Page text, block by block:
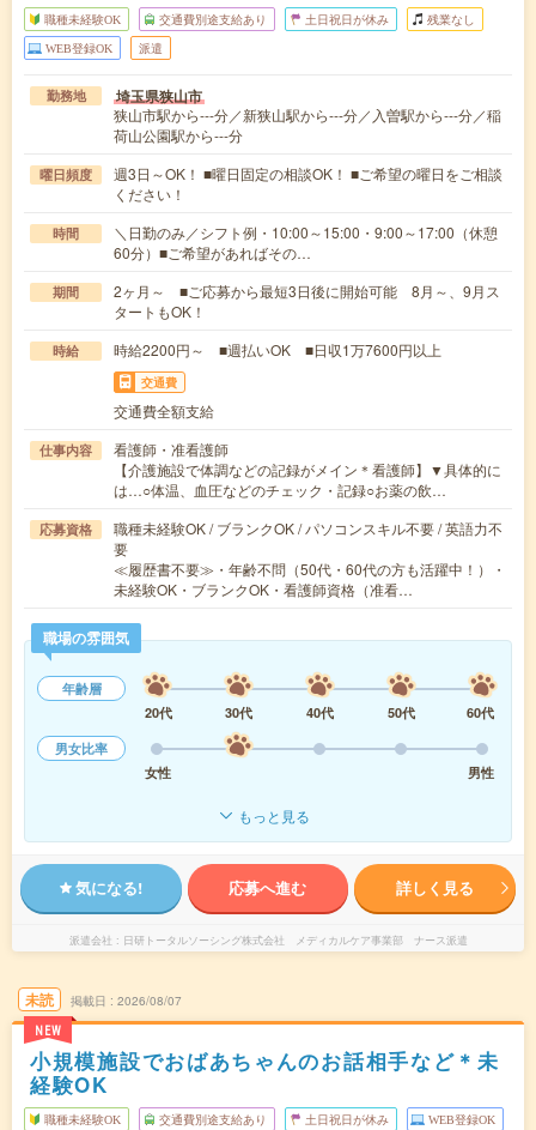
職種未経験OK 交通費別途支給あり 土日祝日が休み 残業なし
WEB登録OK 派遣
勤務地 埼玉県狭山市
狭山市駅から---分／新狭山駅から---分／入曽駅から---分／稲
荷山公園駅から---分
曜日頻度
週3日～OK！ ■曜日固定の相談OK！ ■ご希望の曜日をご相談
ください！
時間
＼日勤のみ／シフト例・10:00～15:00・9:00～17:00（休憩
60分）■ご希望があればその…
期間
2ヶ月～ ■ご応募から最短3日後に開始可能 8月～、9月ス
タートもOK！
時給 時給2200円～ ■週払いOK ■日収1万7600円以上
交通費
交通費全額支給
仕事内容
看護師・准看護師
【介護施設で体調などの記録がメイン＊看護師】▼具体的に
は…○体温、血圧などのチェック・記録○お薬の飲…
応募資格
職種未経験OK / ブランクOK / パソコンスキル不要 / 英語力不
要
≪履歴書不要≫・年齢不問（50代・60代の方も活躍中！）・
未経験OK・ブランクOK・看護師資格（准看…
職場の雰囲気
年齢層
20代
30代 40代 50代
60代
男女比率
女性
男性
もっと見る
気になる! 応募へ進む 詳しく見る
派遣会社 日研トータルソーシング株式会社 メディカルケア事業部 ナース派遣
未読
NEW
掲載日 2026/08/07
小規模施設でおばあちゃんのお話相手など＊未
経験OK
職種未経験OK 交通費別途支給あり 土日祝日が休み WEB登録OK